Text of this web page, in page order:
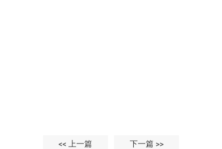
<< 上一篇 下一篇 >>